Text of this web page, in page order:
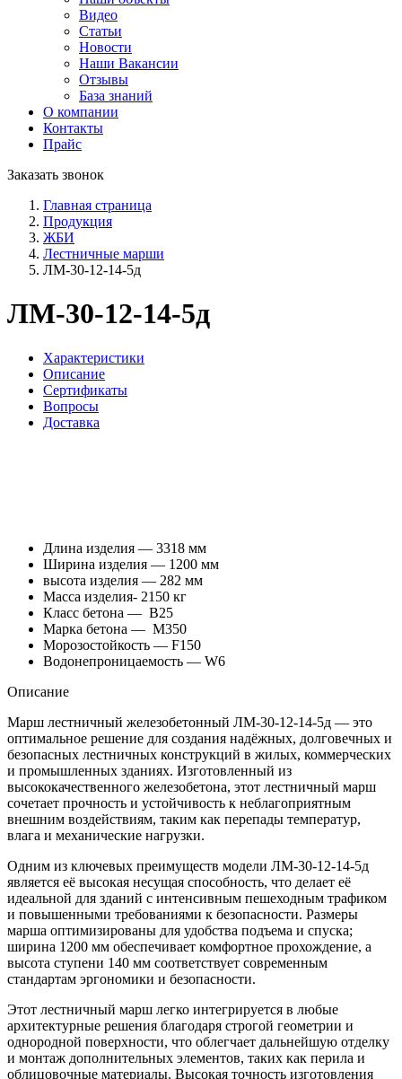
Видео
Статьи
Новости
Наши Вакансии
Отзывы
База знаний
О компании
Контакты
Прайс
Заказать звонок
Главная страница
Продукция
ЖБИ
Лестничные марши
ЛМ-30-12-14-5д
ЛМ-30-12-14-5д
Характеристики
Описание
Сертификаты
Вопросы
Доставка
Длина изделия — 3318 мм
Ширина изделия — 1200 мм
высота изделия — 282 мм
Масса изделия- 2150 кг
Класс бетона — В25
Марка бетона — М350
Морозостойкость — F150
Водонепроницаемость — W6
Описание
Марш лестничный железобетонный ЛМ-30-12-14-5д — это
оптимальное решение для создания надёжных, долговечных и
безопасных лестничных конструкций в жилых, коммерческих
и промышленных зданиях. Изготовленный из
высококачественного железобетона, этот лестничный марш
сочетает прочность и устойчивость к неблагоприятным
внешним воздействиям, таким как перепады температур,
влага и механические нагрузки.
Одним из ключевых преимуществ модели ЛМ-30-12-14-5д
является её высокая несущая способность, что делает её
идеальной для зданий с интенсивным пешеходным трафиком
и повышенными требованиями к безопасности. Размеры
марша оптимизированы для удобства подъема и спуска;
ширина 1200 мм обеспечивает комфортное прохождение, а
высота ступени 140 мм соответствует современным
стандартам эргономики и безопасности.
Этот лестничный марш легко интегрируется в любые
архитектурные решения благодаря строгой геометрии и
однородной поверхности, что облегчает дальнейшую отделку
и монтаж дополнительных элементов, таких как перила и
облицовочные материалы. Высокая точность изготовления